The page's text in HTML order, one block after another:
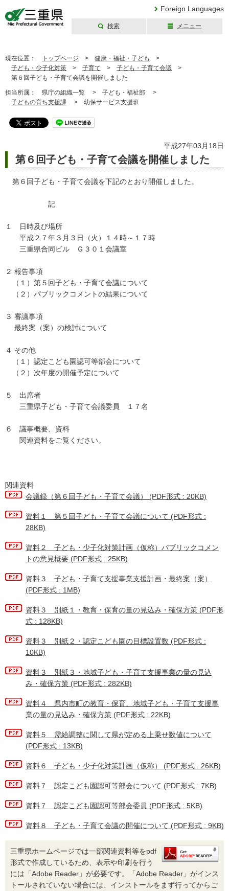
Foreign Languages
検索 メニュー
現在位置： トップページ > 健康・福祉・子ども
>
子ども・少子化対策 > 子育て > 子ども・子育て会議 >
第６回子ども・子育て会議を開催しました
担当所属： 県庁の組織一覧 > 子ども・福祉部 >
子どもの育ち支援課 > 幼保サービス支援班
平成27年03月18日
第６回子ども・子育て会議を開催しました
第６回子ども・子育て会議を下記のとおり開催しました。
記
１ 日時及び場所
平成２７年３月３日（火）１４時～１７時
三重県合同ビル Ｇ３０１会議室
２ 報告事項
（１）第５回子ども・子育て会議について
（２）パブリックコメントの結果について
３ 審議事項
最終案（案）の検討について
４ その他
（１）認定こども園認可等部会について
（２）次年度の開催予定について
５ 出席者
三重県子ども・子育て会議委員 １７名
６ 議事概要、資料
関連資料をご覧ください。
関連資料
会議録（第６回子ども・子育て会議） (PDF形式 : 20KB)
資料１ 第５回子ども・子育て会議について (PDF形式 :
28KB)
資料２ 子ども・少子化対策計画（仮称）パブリックコメン
トの意見概要 (PDF形式 : 25KB)
資料３ 子ども・子育て支援事業支援計画・最終案（案）
(PDF形式 : 1MB)
資料３ 別紙１・教育・保育の量の見込み・確保方策 (PDF形
式 : 128KB)
資料３ 別紙２・認定こども園の目標設置数 (PDF形式 :
10KB)
資料３ 別紙３・地域子ども・子育て支援事業の量の見込
み・確保方策 (PDF形式 : 282KB)
資料４ 県内市町の教育・保育、地域子ども・子育て支援事
業の量の見込み・確保方策 (PDF形式 : 22KB)
資料５ 需給調整に関して県が定める上乗せ数値について
(PDF形式 : 13KB)
資料６ 子ども・少子化対策計画（仮称） (PDF形式 : 26KB)
資料７ 認定こども園認可等部会について (PDF形式 : 7KB)
資料７ 認定こども園認可等部会委員 (PDF形式 : 5KB)
資料８ 子ども・子育て会議の開催について (PDF形式 : 9KB)
三重県ホームページでは一部関連資料等をpdf
形式で作成しているため、表示や印刷を行う
には「Adobe Reader」が必要です。「Adobe Reader」がインス
トールされていない場合には、インストールをまず行ってからご